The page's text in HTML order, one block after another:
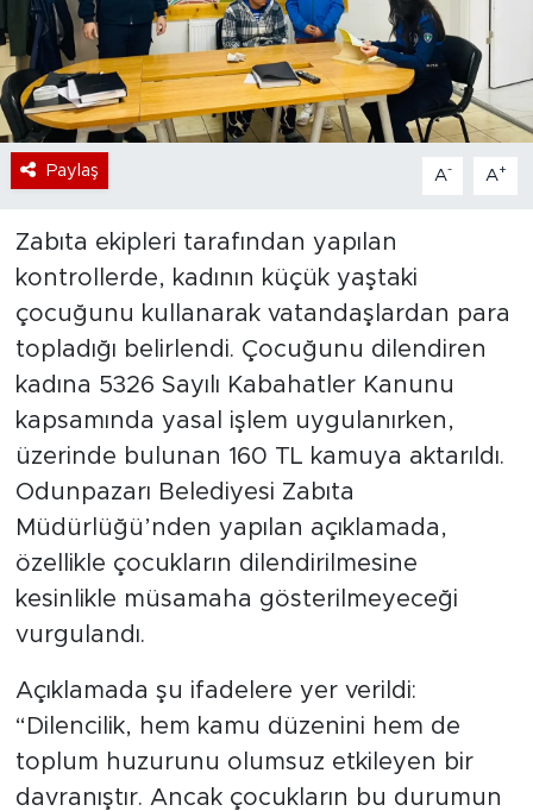
Paylaş A- A+
Zabıta ekipleri tarafından yapılan
kontrollerde, kadının küçük yaştaki
çocuğunu kullanarak vatandaşlardan para
topladığı belirlendi. Çocuğunu dilendiren
kadına 5326 Sayılı Kabahatler Kanunu
kapsamında yasal işlem uygulanırken,
üzerinde bulunan 160 TL kamuya aktarıldı.
Odunpazarı Belediyesi Zabıta
Müdürlüğü’nden yapılan açıklamada,
özellikle çocukların dilendirilmesine
kesinlikle müsamaha gösterilmeyeceği
vurgulandı.
Açıklamada şu ifadelere yer verildi:
“Dilencilik, hem kamu düzenini hem de
toplum huzurunu olumsuz etkileyen bir
davranıştır. Ancak çocukların bu durumun
Magazin
Dünya
Sektör